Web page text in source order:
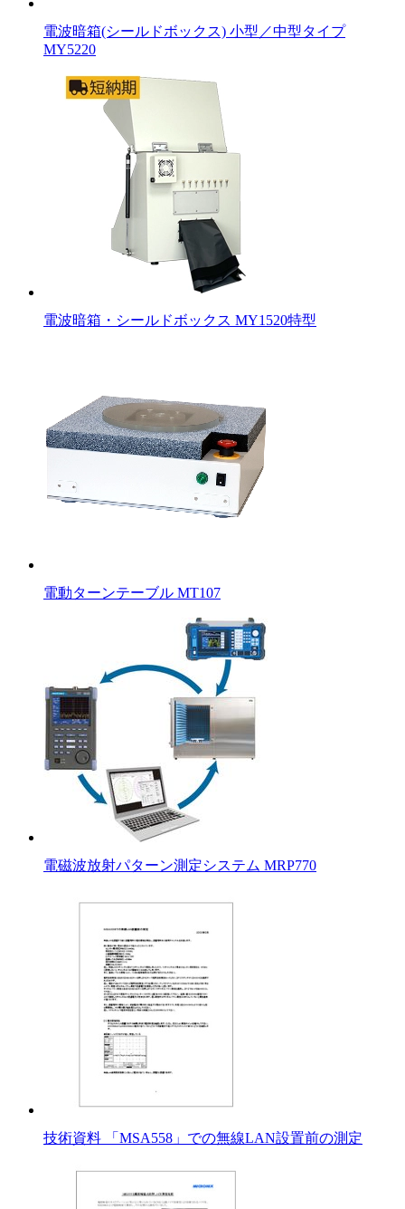
電波暗箱(シールドボックス) 小型／中型タイプ
MY5220
電波暗箱・シールドボックス MY1520特型
電動ターンテーブル MT107
電磁波放射パターン測定システム MRP770
技術資料 「MSA558」での無線LAN設置前の測定